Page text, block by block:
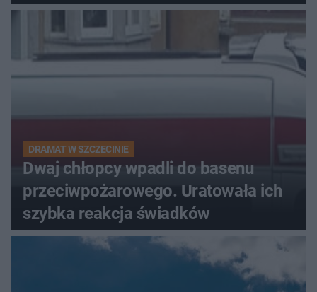
DRAMAT W SZCZECINIE
Dwaj chłopcy wpadli do basenu
przeciwpożarowego. Uratowała ich
szybka reakcja świadków